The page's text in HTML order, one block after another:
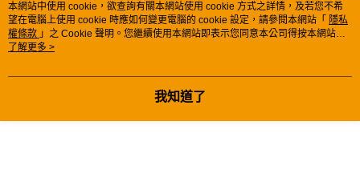
熱門標籤
本網站中使用 cookie，欲查詢有關本網站使用 cookie 方式之詳情，及若您不希
望在電腦上使用 cookie 時應如何變更電腦的 cookie 設定，請參閱本網站「 隱私
權條款 」之 Cookie 聲明。您繼續使用本網站即表示您同意本公司得按本網站使
用條款之 Cookie 聲明使用 cookie。
了解更多 >
我知道了